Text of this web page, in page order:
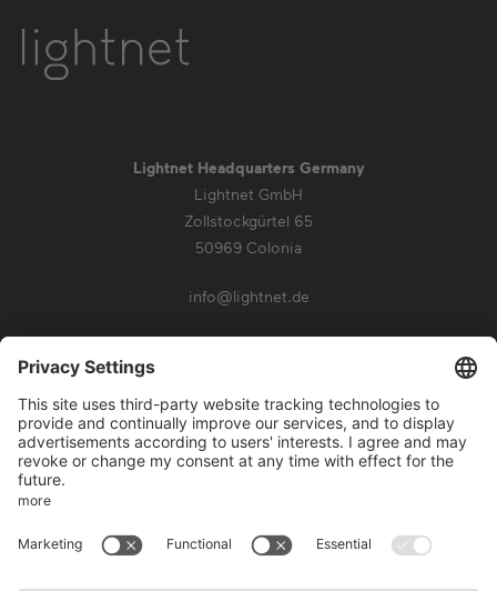
Lightnet Headquarters Germany
Lightnet GmbH
Zollstockgürtel 65
50969 Colonia
info@lightnet.de
Política de privacidad
Condiciones generales
Condiciones de la garantía